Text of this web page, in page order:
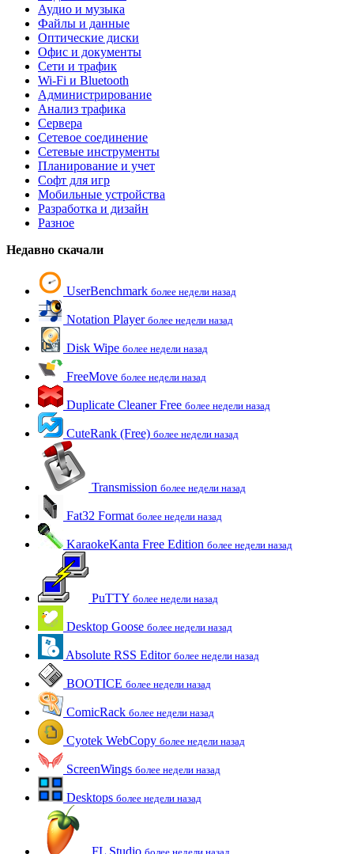
Аудио и музыка
Файлы и данные
Оптические диски
Офис и документы
Сети и трафик
Wi-Fi и Bluetooth
Администрирование
Анализ трафика
Сервера
Сетевое соединение
Сетевые инструменты
Планирование и учет
Софт для игр
Мобильные устройства
Разработка и дизайн
Разное
Недавно скачали
UserBenchmark более недели назад
Notation Player более недели назад
Disk Wipe более недели назад
FreeMove более недели назад
Duplicate Cleaner Free более недели назад
CuteRank (Free) более недели назад
Transmission более недели назад
Fat32 Format более недели назад
KaraokeKanta Free Edition более недели назад
PuTTY более недели назад
Desktop Goose более недели назад
Absolute RSS Editor более недели назад
BOOTICE более недели назад
ComicRack более недели назад
Cyotek WebCopy более недели назад
ScreenWings более недели назад
Desktops более недели назад
FL Studio